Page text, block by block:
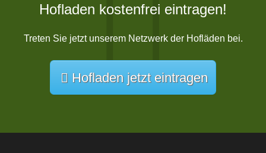
Hofladen kostenfrei eintragen!
Treten Sie jetzt unserem Netzwerk der Hofläden bei.
Hofladen jetzt eintragen